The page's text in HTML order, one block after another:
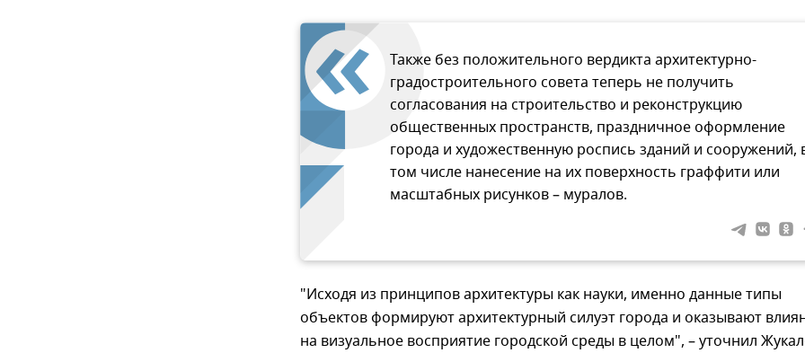
Также без положительного вердикта архитектурно-
градостроительного совета теперь не получить
согласования на строительство и реконструкцию
общественных пространств, праздничное оформление
города и художественную роспись зданий и сооружений,
том числе нанесение на их поверхность граффити или
масштабных рисунков – муралов.
"Исходя из принципов архитектуры как науки, именно данные типы
объектов формируют архитектурный силуэт города и оказывают
на визуальное восприятие городской среды в целом", – уточнил